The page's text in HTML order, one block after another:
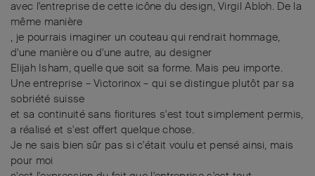
avec l'entreprise de cette icône du design, Virgil Abloh. De la
même manière
, je pourrais imaginer un couteau qui rendrait hommage,
d'une manière ou d'une autre, au designer
Elijah Isham, quelle que soit sa forme. Mais peu importe.
Une entreprise – Victorinox – qui se distingue plutôt par sa
sobriété suisse
et sa continuité sans fioritures s'est tout simplement permis,
a réalisé et s'est offert quelque chose.
Je ne sais bien sûr pas si c'était voulu et pensé ainsi, mais
pour moi